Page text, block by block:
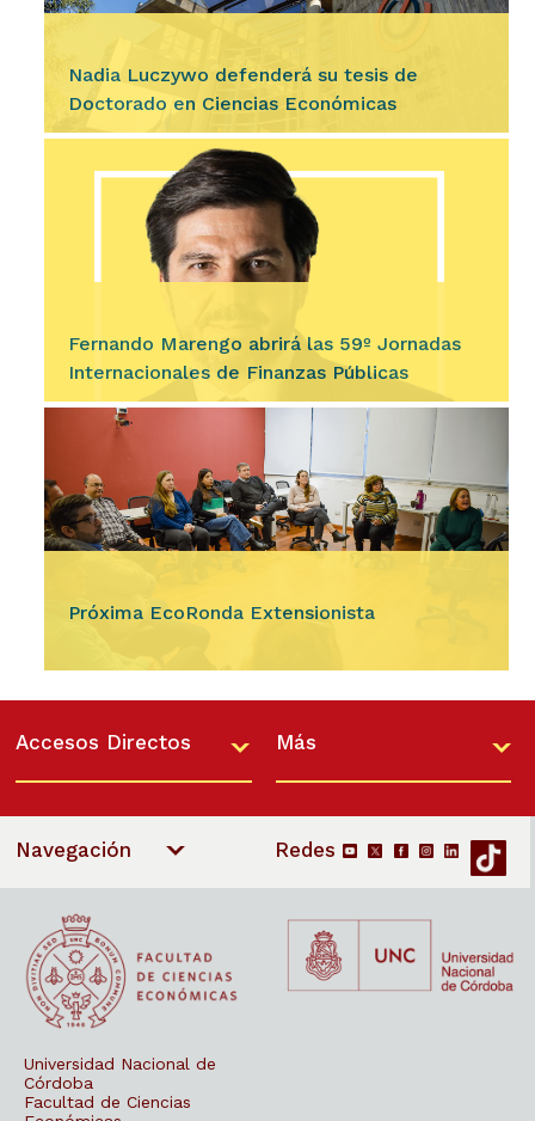
Nadia Luczywo defenderá su tesis de
Doctorado en Ciencias Económicas
La Escuela de Graduados de nuestra Facultad
invita a la comunidad académica a la defensa
de tesis de la Mgter. Nadia Ayelén Luczywo
para obtener el título…
Ingresar
Fernando Marengo abrirá las 59º Jornadas
Internacionales de Finanzas Públicas
Entre los días 23 y 25 de septiembre de 2026,
nuestra Facultad llevará a cabo las 59º
Jornadas Internacionales de Finanzas Públicas
(JIFP). El…
Ingresar
Próxima EcoRonda Extensionista
El próximo miércoles 12 de agosto de 2026 a
encuentro del ciclo EcoRondas Extensionistas,
Ingresar
Accesos Directos Más
Navegación
Universidad Nacional de
Córdoba
Facultad de Ciencias